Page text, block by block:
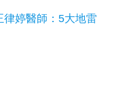
婷醫師：5大地雷